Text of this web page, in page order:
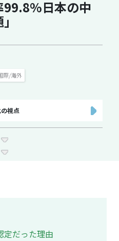
99.8%日本の中
際/海外
視点
定だった理由